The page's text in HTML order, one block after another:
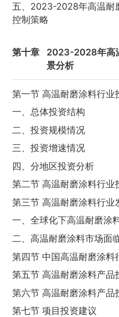
五、2023-2028年高温耐
控制策略
第十章
2023-2028年高
景分析
第一节 高温耐磨涂料行业
一、总体投资结构
二、投资规模情况
三、投资增速情况
四、分地区投资分析
第二节 高温耐磨涂料行业
第三节 高温耐磨涂料行业
一、全球化下高温耐磨涂
二、高温耐磨涂料市场面
第四节 中国高温耐磨涂料
第五节 高温耐磨涂料产品
第六节 高温耐磨涂料产品
第七节 项目投资建议